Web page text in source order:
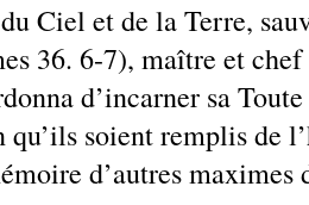
Ciel et de la Terre,
36. 6-7), maître et
d’incarner sa
soient remplis de
d’autres